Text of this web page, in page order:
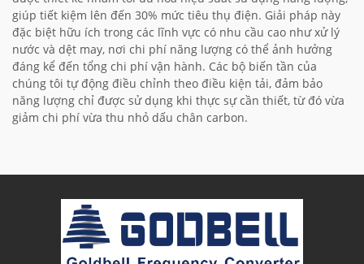
giúp tiết kiệm lên đến 30% mức tiêu thụ điện. Giải pháp này
đặc biệt hữu ích trong các lĩnh vực có nhu cầu cao như xử lý
nước và dệt may, nơi chi phí năng lượng có thể ảnh hưởng
đáng kể đến tổng chi phí vận hành. Các bộ biến tần của
chúng tôi tự động điều chỉnh theo điều kiện tải, đảm bảo
năng lượng chỉ được sử dụng khi thực sự cần thiết, từ đó vừa
giảm chi phí vừa thu nhỏ dấu chân carbon.